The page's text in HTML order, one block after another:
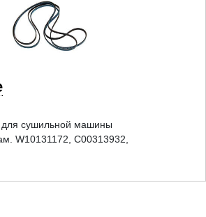
сушильной машины
W10131172, C00313932,